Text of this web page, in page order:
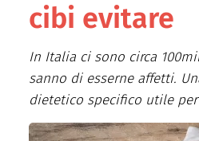
Healthy
Consigli
cibi evitare
In Italia ci sono circa
sanno di esserne affetti.
dietetico specifico utile